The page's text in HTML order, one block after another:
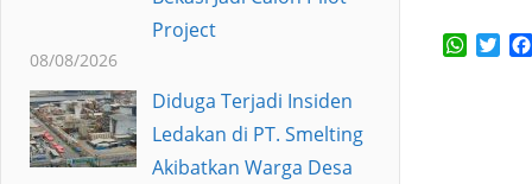
Project
08/08/2026
Diduga Terjadi Insiden
Ledakan di PT. Smelting
Akibatkan Warga Desa